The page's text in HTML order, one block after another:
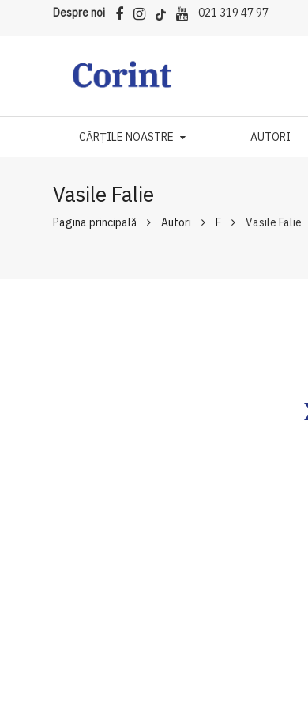
Despre noi 021 319 47 97
CĂRȚILE NOASTRE AUTORI
Vasile Falie
Pagina principală Autori F Vasile Falie